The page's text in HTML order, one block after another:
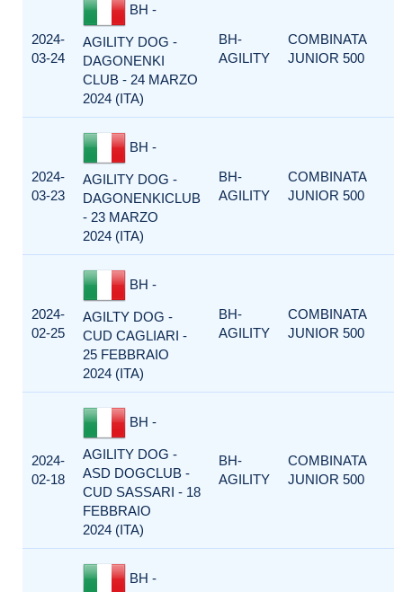
2024-
03-24
BH -
AGILITY DOG -
DAGONENKI
CLUB - 24 MARZO
2024 (ITA)
BH-
AGILITY
COMBINATA
JUNIOR 500
2024-
03-23
BH -
AGILITY DOG -
DAGONENKICLUB
- 23 MARZO
2024 (ITA)
BH-
AGILITY
COMBINATA
JUNIOR 500
2024-
02-25
BH -
AGILTY DOG -
CUD CAGLIARI -
25 FEBBRAIO
2024 (ITA)
BH-
AGILITY
COMBINATA
JUNIOR 500
2024-
02-18
BH -
AGILITY DOG -
ASD DOGCLUB -
CUD SASSARI - 18
FEBBRAIO
2024 (ITA)
BH-
AGILITY
COMBINATA
JUNIOR 500
BH -